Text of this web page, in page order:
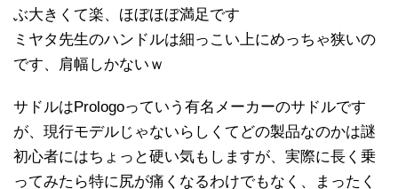
ぶ大きくて楽、ほぼほぼ満足です
ミヤタ先生のハンドルは細っこい上にめっちゃ狭いの
です、肩幅しかないｗ
サドルはPrologoっていう有名メーカーのサドルです
が、現行モデルじゃないらしくてどの製品なのかは謎
初心者にはちょっと硬い気もしますが、実際に長く乗
ってみたら特に尻が痛くなるわけでもなく、まったく